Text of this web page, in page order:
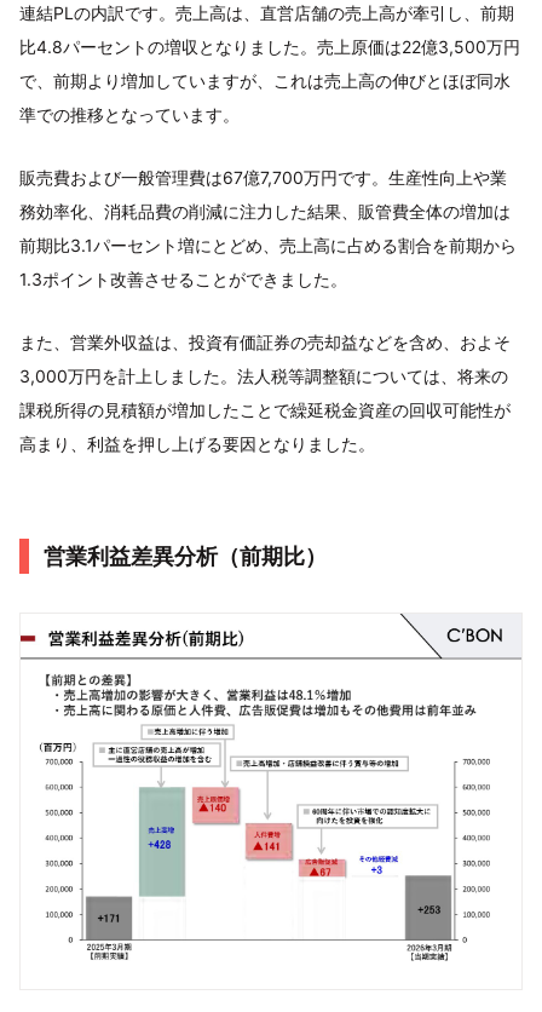
連結PLの内訳です。売上高は、直営店舗の売上高が牽引し、前期
比4.8パーセントの増収となりました。売上原価は22億3,500万円
で、前期より増加していますが、これは売上高の伸びとほぼ同水
準での推移となっています。
販売費および一般管理費は67億7,700万円です。生産性向上や業
務効率化、消耗品費の削減に注力した結果、販管費全体の増加は
前期比3.1パーセント増にとどめ、売上高に占める割合を前期から
1.3ポイント改善させることができました。
また、営業外収益は、投資有価証券の売却益などを含め、およそ
3,000万円を計上しました。法人税等調整額については、将来の
課税所得の見積額が増加したことで繰延税金資産の回収可能性が
高まり、利益を押し上げる要因となりました。
営業利益差異分析（前期比）